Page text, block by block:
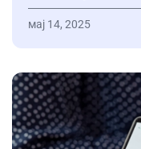
мај 14, 2025